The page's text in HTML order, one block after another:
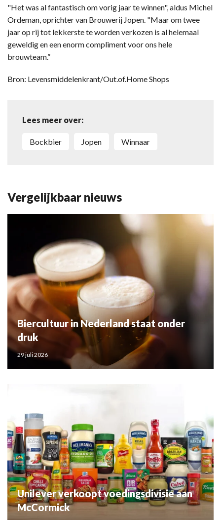
"Het was al fantastisch om vorig jaar te winnen", aldus Michel
Ordeman, oprichter van Brouwerij Jopen. "Maar om twee
jaar op rij tot lekkerste te worden verkozen is al helemaal
geweldig en een enorm compliment voor ons hele
brouwteam.”
Bron: Levensmiddelenkrant/Out.of.Home Shops
Lees meer over:
Bockbier Jopen Winnaar
Vergelijkbaar nieuws
Biercultuur in Nederland staat onder
druk
29 juli 2026
Unilever verkoopt voedingsdivisie aan
McCormick